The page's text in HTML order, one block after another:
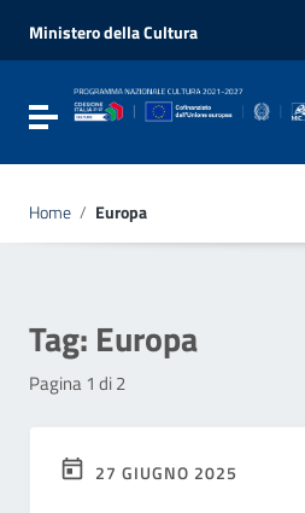
Vai al menu di navigazione
Vai al footer
Ministero della Cultura
Attiva / disattiva la navigazione
Home / Europa
Tag: Europa
Pagina 1 di 2
27 GIUGNO 2025